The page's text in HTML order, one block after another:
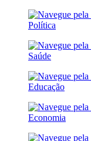
Política
Saúde
Educação
Economia